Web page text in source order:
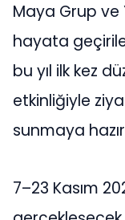
Maya Grup ve
hayata
bu yıl ilk kez
etkinliğiyle
sunmaya
7–23 Kasım